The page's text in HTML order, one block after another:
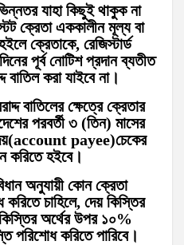
যাহা কিছুই থাকুক না
ক্রেতা এককালীন মূল্য বা
ক্রেতাকে, রেজিস্টার্ড
পূর্ব নোটিশ প্রদান ব্যতীত
বাতিল করা যাইবে না।
বাতিলের ক্ষেত্রে ক্রেতার
পরবর্তী ৩ (তিন) মাসের
payee)চেকের
করিতে হইবে।
অনুযায়ী কোন ক্রেতা
চাহিলে, দেয় কিস্তির
অর্থের উপর ১০%
পরিশোধ করিতে পারিবে।